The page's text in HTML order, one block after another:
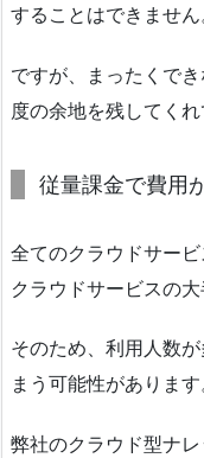
することはできません
ですが、まったくで
度の余地を残してく
従量課金で費用
全てのクラウドサー
クラウドサービスの大
そのため、利用人数
まう可能性があります
弊社のクラウド型ナ